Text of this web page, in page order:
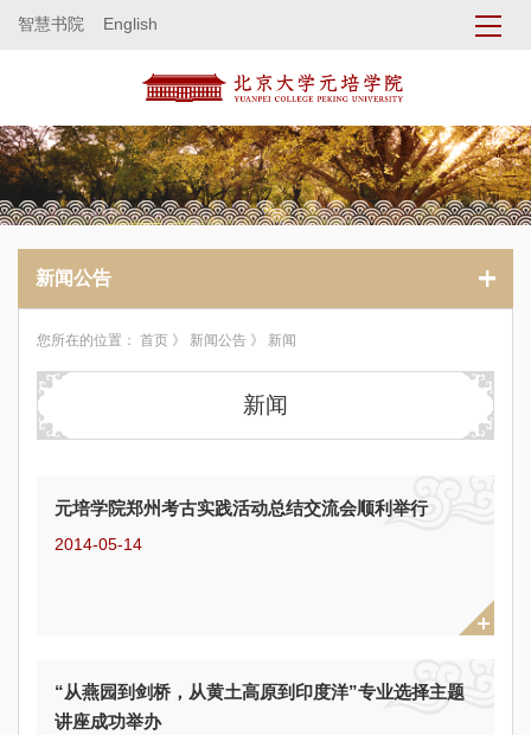
智慧书院 English
新闻公告
您所在的位置： 首页 》 新闻公告 》 新闻
新闻
元培学院郑州考古实践活动总结交流会顺利举行
2014-05-14
“从燕园到剑桥，从黄土高原到印度洋”专业选择主题
讲座成功举办